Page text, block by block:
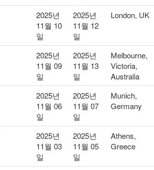
2025년
11월 10
일
2025년
11월 12
일
London, UK
2025년
11월 09
일
2025년
11월 13
일
Melbourne,
Victoria,
Australia
2025년
11월 06
일
2025년
11월 07
일
Munich,
Germany
2025년
11월 03
일
2025년
11월 05
일
Athens,
Greece